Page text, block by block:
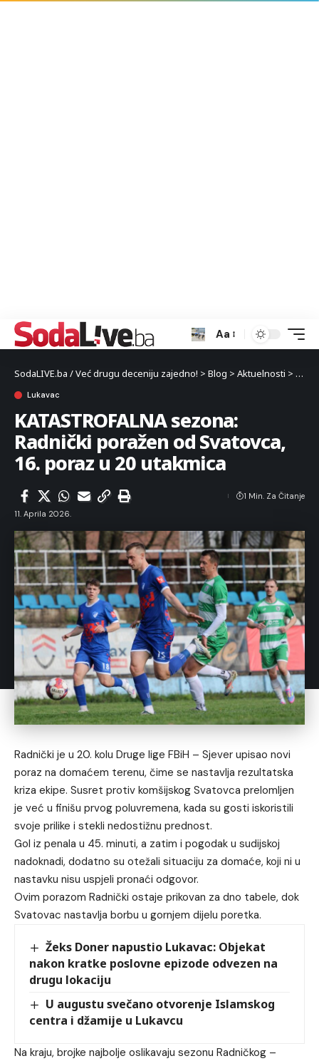
Aa
SodaLIVE.ba / Već drugu deceniju zajedno! > Blog > Aktuelnosti >
Lukavac
KATASTROFALNA sezona:
Radnički poražen od Svatovca,
16. poraz u 20 utakmica
11. Aprila 2026.
1 Min. Za Čitanje
Radnički je u 20. kolu Druge lige FBiH – Sjever upisao novi
poraz na domaćem terenu, čime se nastavlja rezultatska
kriza ekipe. Susret protiv komšijskog Svatovca prelomljen
je već u finišu prvog poluvremena, kada su gosti iskoristili
svoje prilike i stekli nedostižnu prednost.
Gol iz penala u 45. minuti, a zatim i pogodak u sudijskoj
nadoknadi, dodatno su otežali situaciju za domaće, koji ni u
nastavku nisu uspjeli pronaći odgovor.
Ovim porazom Radnički ostaje prikovan za dno tabele, dok
Svatovac nastavlja borbu u gornjem dijelu poretka.
Žeks Doner napustio Lukavac: Objekat
nakon kratke poslovne epizode odvezen na
drugu lokaciju
U augustu svečano otvorenje Islamskog
centra i džamije u Lukavcu
Na kraju, brojke najbolje oslikavaju sezonu Radničkog –